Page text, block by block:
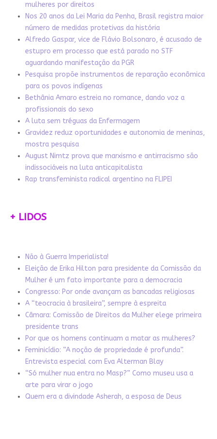
mulheres por direitos
Nos 20 anos da Lei Maria da Penha, Brasil registra maior
número de medidas protetivas da história
Alfredo Gaspar, vice de Flávio Bolsonaro, é acusado de
estupro em processo que está parado no STF
aguardando manifestação da PGR
Pesquisa propõe instrumentos de reparação econômica
para os povos indígenas
Bethânia Amaro estreia no romance, dando voz a
profissionais do sexo
A luta sem tréguas da Enfermagem
Gravidez reduz oportunidades e autonomia de meninas,
mostra pesquisa
August Nimtz prova que marxismo e antirracismo são
indissociáveis na luta anticapitalista
Rap transfeminista radical argentino na FLIPEI
+ LIDOS
Não à Guerra Imperialista!
Eleição de Erika Hilton para presidente da Comissão da
Mulher é um fato importante para a democracia
Congresso: Por onde avançam as bancadas religiosas
A “teocracia à brasileira”, sempre à espreita
Câmara: Comissão de Direitos da Mulher elege primeira
presidente trans
Por que os homens continuam a matar as mulheres?
Feminicídio: “A noção de propriedade é profunda”.
Entrevista especial com Eva Alterman Blay
“Só mulher nua entra no Masp?” Como museu usa a
arte para virar o jogo
Quem era a divindade Asherah, a esposa de Deus